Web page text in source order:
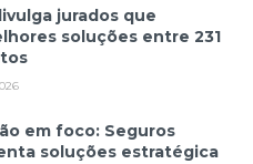
jurados que
soluções entre 231
em foco: Seguros
soluções estratégica